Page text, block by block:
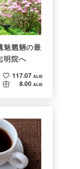
魅魍魎の最
明院へ
117.07 ALIS
8.00 ALIS